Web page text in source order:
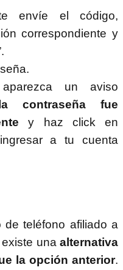
envíe el código,
correspondiente y
un aviso
contraseña fue
y haz click en
a tu cuenta
teléfono afiliado a
una alternativa
la opción anterior.